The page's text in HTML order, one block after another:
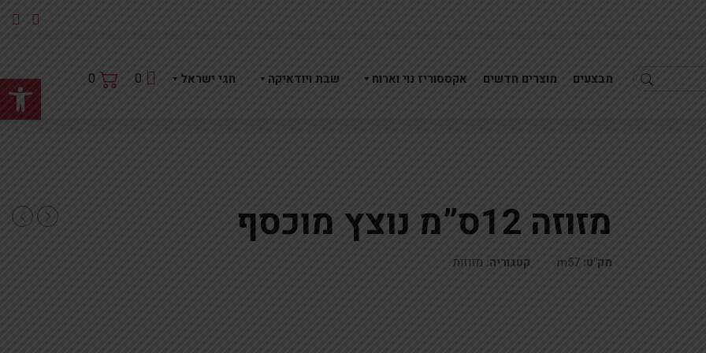
מבצעים מוצרים חדשים אקססוריז נוי וארוח שבת ויודאיקה חגי ישראל 0
0
מזוזה 12ס”מ נוצץ מוכסף מזוזה 12ס"מ נוצץ שחור בסיס י'ם מזוזה 12ס"מ נוצץ מוכסף בסיס י'ם
מק"ט: m57 קטגוריה: מזוזות